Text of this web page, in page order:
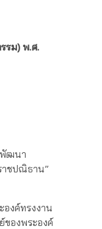
รม) พ.ศ.
พัฒนา
าชปณิธาน”
งค์ทรงงาน
ของพระองค์